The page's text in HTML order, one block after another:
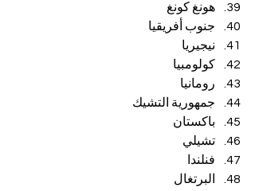
هونغ كونغ
جنوب أفريقيا
نيجيريا
كولومبيا
رومانيا
جمهورية التشيك
باكستان
تشيلي
فنلندا
البرتغال